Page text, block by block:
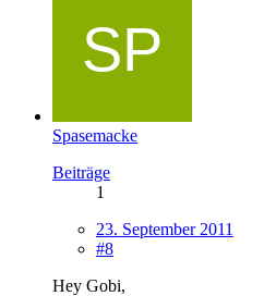
Spasemacke
Beiträge
1
23. September 2011
#8
Hey Gobi,